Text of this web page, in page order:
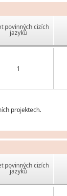
povinných cizích
jazyků
1
projektech.
povinných cizích
jazyků